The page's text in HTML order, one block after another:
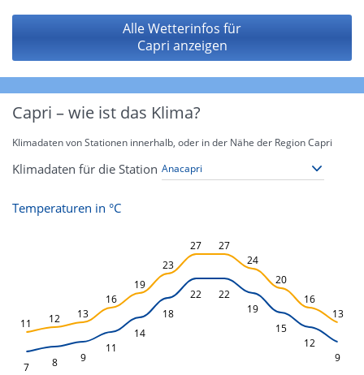
Alle Wetterinfos für
Capri anzeigen
Capri – wie ist das Klima?
Klimadaten von Stationen innerhalb, oder in der Nähe der Region Capri
Klimadaten für die Station
Temperaturen in °C
11 12 13
16
19
23
27
27
24
20
16
13
7 8 9
11
14
18
22
22
19
15
12
9